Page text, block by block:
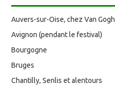
Auvers-sur-Oise, chez Van Gogh
Avignon (pendant le festival)
Bourgogne
Bruges
Chantilly, Senlis et alentours